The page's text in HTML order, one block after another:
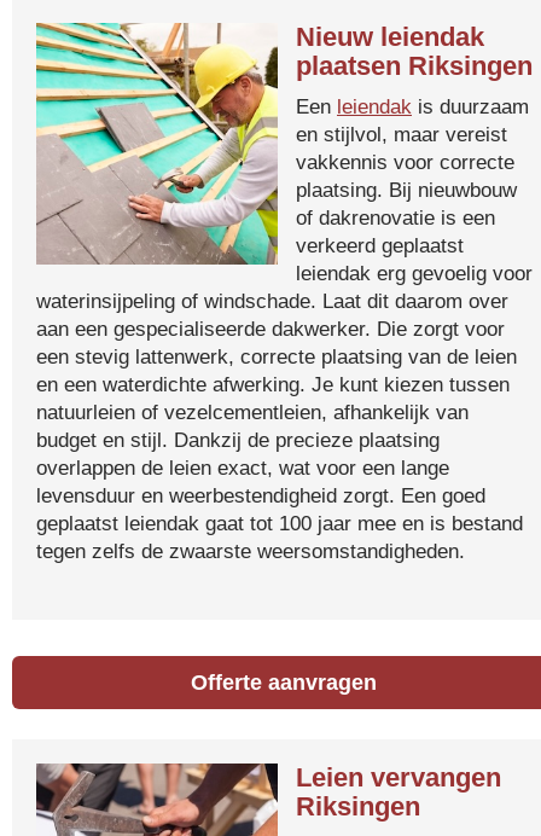
Nieuw leiendak
plaatsen Riksingen
Een leiendak is duurzaam
en stijlvol, maar vereist
vakkennis voor correcte
plaatsing. Bij nieuwbouw
of dakrenovatie is een
verkeerd geplaatst
leiendak erg gevoelig voor
waterinsijpeling of windschade. Laat dit daarom over
aan een gespecialiseerde dakwerker. Die zorgt voor
een stevig lattenwerk, correcte plaatsing van de leien
en een waterdichte afwerking. Je kunt kiezen tussen
natuurleien of vezelcementleien, afhankelijk van
budget en stijl. Dankzij de precieze plaatsing
overlappen de leien exact, wat voor een lange
levensduur en weerbestendigheid zorgt. Een goed
geplaatst leiendak gaat tot 100 jaar mee en is bestand
tegen zelfs de zwaarste weersomstandigheden.
Offerte aanvragen
Leien vervangen
Riksingen